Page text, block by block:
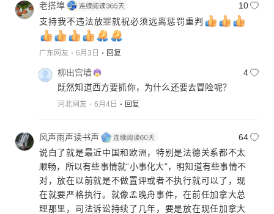
老搭埠
10
支持我不违法放罪就祝必须远离惩罚重判
广东网友 6月3日 回复
柳出宫墙
4
既然知道西方要抓你，为什么还要去冒险呢？
河北网友 6月4日 回复
风声雨声读书声
64
说白了就是最近中国和欧洲，特别是法德关系都不太
顺畅，所以有些事情就“小事化大”，明知道有些事情不
对，放在以前就是不做置评或者不执行就可以了，现
在就要严格执行。就像孟晚舟事件，在前任加拿大总
理那里，司法诉讼持续了几年，要是放在现任加拿大